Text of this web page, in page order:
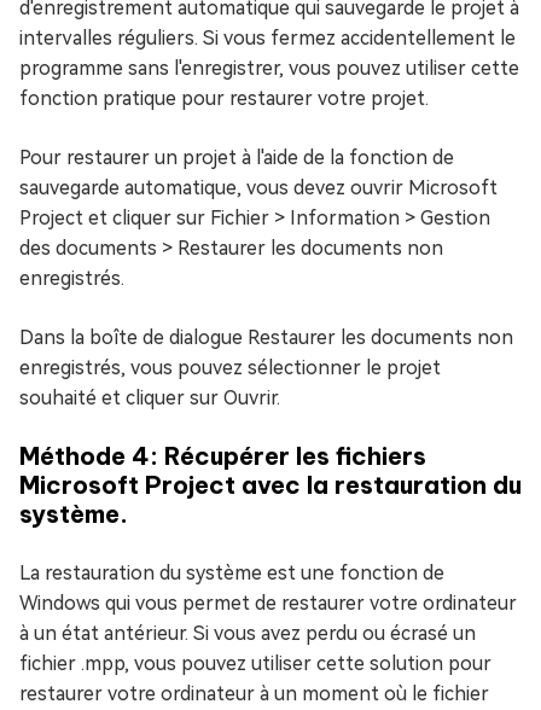
d'enregistrement automatique qui sauvegarde le projet à
intervalles réguliers. Si vous fermez accidentellement le
programme sans l'enregistrer, vous pouvez utiliser cette
fonction pratique pour restaurer votre projet.
Pour restaurer un projet à l'aide de la fonction de
sauvegarde automatique, vous devez ouvrir Microsoft
Project et cliquer sur Fichier > Information > Gestion
des documents > Restaurer les documents non
enregistrés.
Dans la boîte de dialogue Restaurer les documents non
enregistrés, vous pouvez sélectionner le projet
souhaité et cliquer sur Ouvrir.
Méthode 4: Récupérer les fichiers
Microsoft Project avec la restauration du
système.
La restauration du système est une fonction de
Windows qui vous permet de restaurer votre ordinateur
à un état antérieur. Si vous avez perdu ou écrasé un
fichier .mpp, vous pouvez utiliser cette solution pour
restaurer votre ordinateur à un moment où le fichier